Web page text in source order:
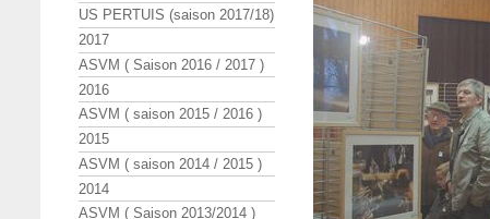
US PERTUIS (saison 2017/18)
2017
ASVM ( Saison 2016 / 2017 )
2016
ASVM ( saison 2015 / 2016 )
2015
ASVM ( saison 2014 / 2015 )
2014
ASVM ( Saison 2013/2014 )